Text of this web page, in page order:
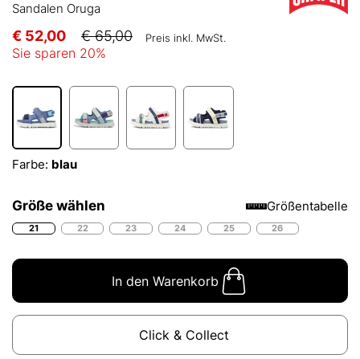
Sandalen Oruga
€ 52,00 € 65,00 Preis inkl. MwSt.
Sie sparen 20%
Farbe: blau
Größe wählen Größentabelle
21 22 23 24 25 26
In den Warenkorb
Click & Collect